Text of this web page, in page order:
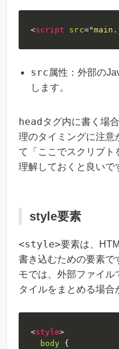
<script src="
src属性：外部の
します。
headタグ内に書く場
理のタイミングに注意
て「ここでスクリプト
理解しておくと良いで
style要素
<style>要素は、
書き込むための要素で
モでは、外部ファイル
タイルをまとめる場合
<style>
body {